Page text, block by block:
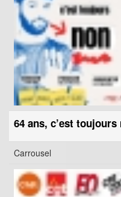
64 ans, c’est
Carrousel